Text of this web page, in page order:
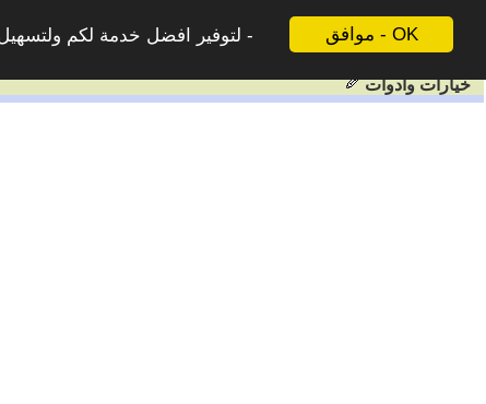
موافق - OK
لتوفير افضل خدمة لكم
خيارات وادوات